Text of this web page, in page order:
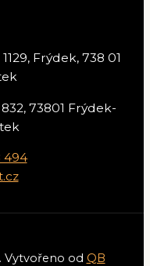
Frýdek, 738 01
73801 Frýdek-
494
Vytvořeno od QB